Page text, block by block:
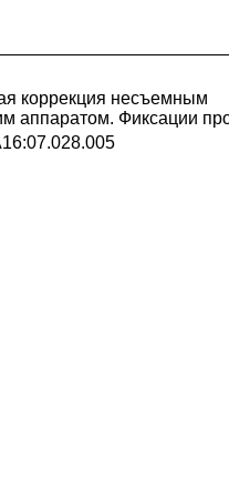
коррекция несъемным
аппаратом. Фиксации